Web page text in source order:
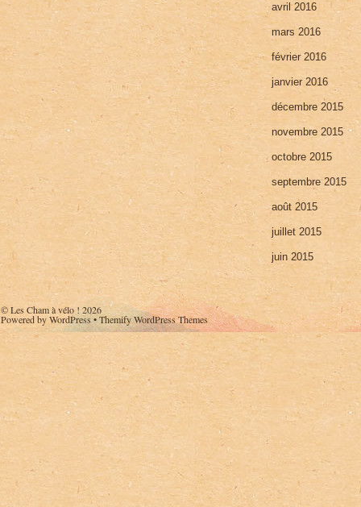
avril 2016
mars 2016
février 2016
janvier 2016
décembre 2015
novembre 2015
octobre 2015
septembre 2015
août 2015
juillet 2015
juin 2015
©Les Cham à vélo !2026
Powered byWordPress•Themify WordPress Themes